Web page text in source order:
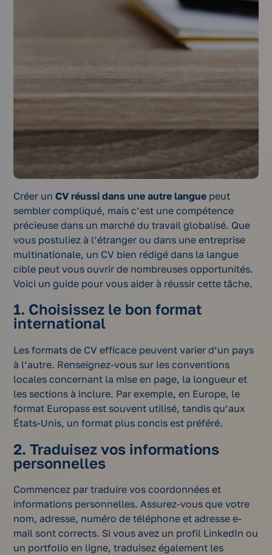
Créer unCV réussi dans une autre langue peut
sembler compliqué, mais c’est une compétence
précieuse dans un marché du travail globalisé. Que
vous postuliez à l’étranger ou dans une entreprise
multinationale, un CV bien rédigé dans la langue
cible peut vous ouvrir de nombreuses opportunités.
Voici un guide pour vous aider à réussir cette tâche.
1. Choisissez le bon format
international
Les formats de CV efficace peuvent varier d’un pays
à l’autre. Renseignez-vous sur les conventions
locales concernant la mise en page, la longueur et
les sections à inclure. Par exemple, en Europe, le
format Europass est souvent utilisé, tandis qu’aux
États-Unis, un format plus concis est préféré.
2. Traduisez vos informations
personnelles
Commencez par traduire vos coordonnées et
informations personnelles. Assurez-vous que votre
nom, adresse, numéro de téléphone et adresse e-
mail sont corrects. Si vous avez un profil LinkedIn ou
un portfolio en ligne, traduisez également les